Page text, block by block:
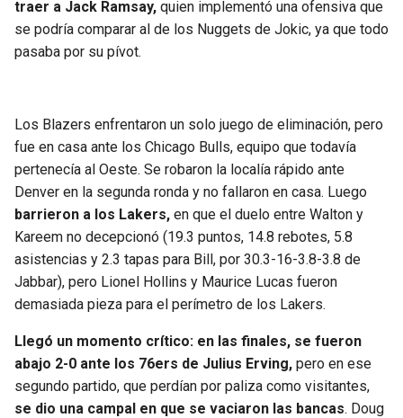
traer a Jack Ramsay, quien implementó una ofensiva que
se podría comparar al de los Nuggets de Jokic, ya que todo
pasaba por su pívot.
Los Blazers enfrentaron un solo juego de eliminación, pero
fue en casa ante los Chicago Bulls, equipo que todavía
pertenecía al Oeste. Se robaron la localía rápido ante
Denver en la segunda ronda y no fallaron en casa. Luego
barrieron a los Lakers, en que el duelo entre Walton y
Kareem no decepcionó (19.3 puntos, 14.8 rebotes, 5.8
asistencias y 2.3 tapas para Bill, por 30.3-16-3.8-3.8 de
Jabbar), pero Lionel Hollins y Maurice Lucas fueron
demasiada pieza para el perímetro de los Lakers.
Llegó un momento crítico: en las finales, se fueron
abajo 2-0 ante los 76ers de Julius Erving, pero en ese
segundo partido, que perdían por paliza como visitantes,
se dio una campal en que se vaciaron las bancas. Doug